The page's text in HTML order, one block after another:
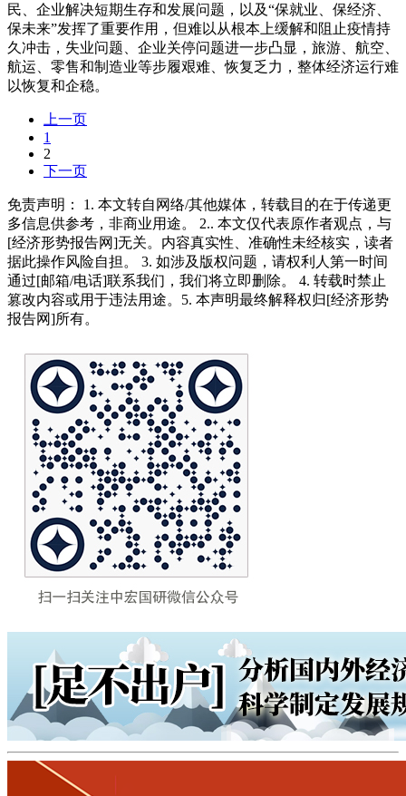
民、企业解决短期生存和发展问题，以及“保就业、保经济、
保未来”发挥了重要作用，但难以从根本上缓解和阻止疫情持
久冲击，失业问题、企业关停问题进一步凸显，旅游、航空、
航运、零售和制造业等步履艰难、恢复乏力，整体经济运行难
以恢复和企稳。
上一页
1
2
下一页
免责声明： 1. 本文转自网络/其他媒体，转载目的在于传递更
多信息供参考，非商业用途。 2.. 本文仅代表原作者观点，与
[经济形势报告网]无关。内容真实性、准确性未经核实，读者
据此操作风险自担。 3. 如涉及版权问题，请权利人第一时间
通过[邮箱/电话]联系我们，我们将立即删除。 4. 转载时禁止
篡改内容或用于违法用途。5. 本声明最终解释权归[经济形势
报告网]所有。